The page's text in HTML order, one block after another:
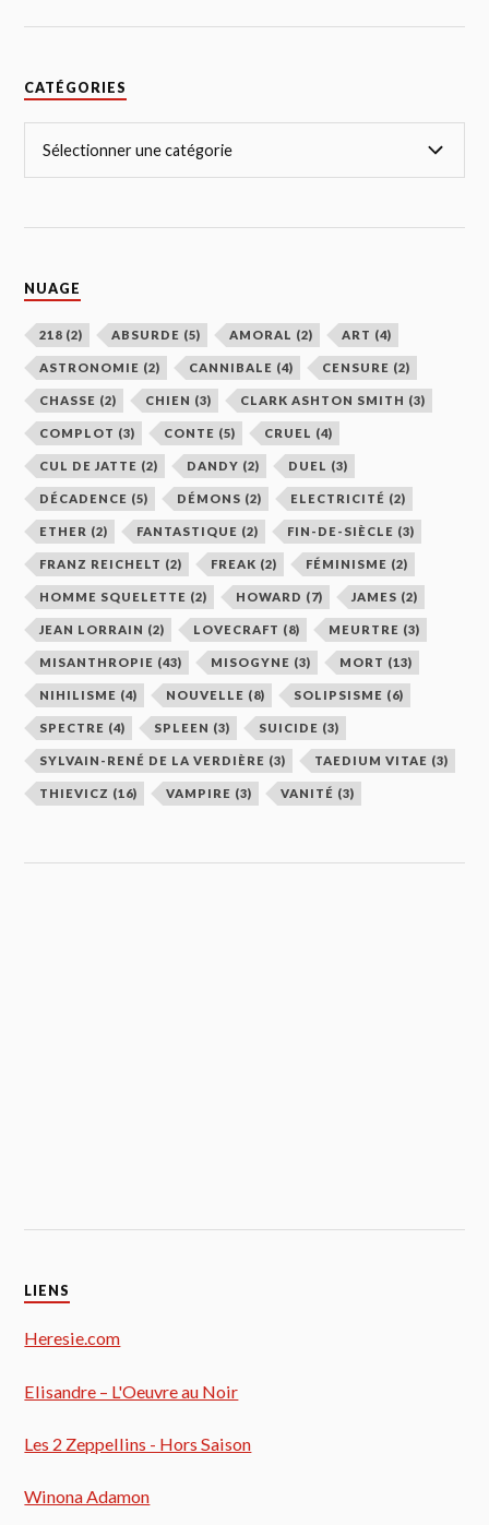
CATÉGORIES
NUAGE
218 (2) ABSURDE (5) AMORAL (2) ART (4)
ASTRONOMIE (2) CANNIBALE (4) CENSURE (2)
CHASSE (2) CHIEN (3) CLARK ASHTON SMITH (3)
COMPLOT (3) CONTE (5) CRUEL (4)
CUL DE JATTE (2) DANDY (2) DUEL (3)
DÉCADENCE (5) DÉMONS (2) ELECTRICITÉ (2)
ETHER (2) FANTASTIQUE (2) FIN-DE-SIÈCLE (3)
FRANZ REICHELT (2) FREAK (2) FÉMINISME (2)
HOMME SQUELETTE (2) HOWARD (7) JAMES (2)
JEAN LORRAIN (2) LOVECRAFT (8) MEURTRE (3)
MISANTHROPIE (43) MISOGYNE (3) MORT (13)
NIHILISME (4) NOUVELLE (8) SOLIPSISME (6)
SPECTRE (4) SPLEEN (3) SUICIDE (3)
SYLVAIN-RENÉ DE LA VERDIÈRE (3) TAEDIUM VITAE (3)
THIEVICZ (16) VAMPIRE (3) VANITÉ (3)
LIENS
Heresie.com
Elisandre – L'Oeuvre au Noir
Les 2 Zeppellins - Hors Saison
Winona Adamon